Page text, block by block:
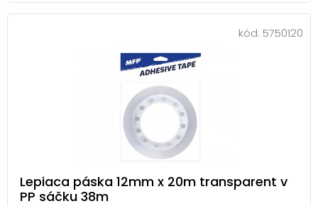
kód: 5750120
Lepiaca páska 12mm x 20m transparent v
PP sáčku 38m